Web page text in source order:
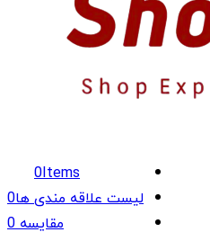
0Items
لیست علاقه مندی ها0
مقایسه0